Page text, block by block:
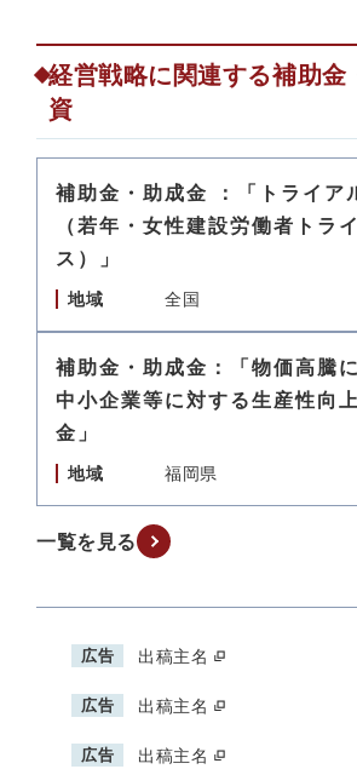
経営戦略に関連する補助金
資
補助金・助成金 ：「トライア
（若年・女性建設労働者トラ
ス）」
地域 全国
補助金・助成金：「物価高騰
中小企業等に対する生産性向
金」
地域 福岡県
一覧を見る
広告 出稿主名
広告 出稿主名
広告 出稿主名